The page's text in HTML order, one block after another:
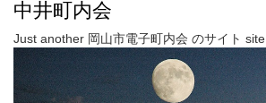
中井町内会
Just another 岡山市電子町内会 のサイト site